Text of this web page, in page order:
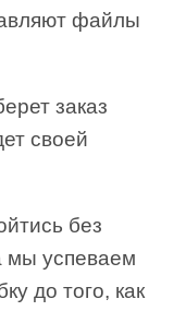
файлы
заказ
своей
без
мы успеваем
до того, как